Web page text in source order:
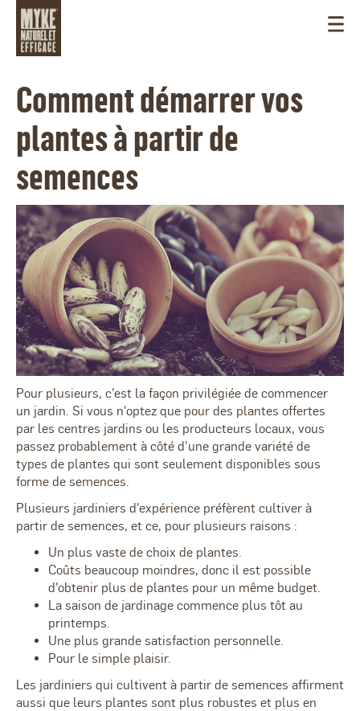
CANADA
Comment démarrer vos
plantes à partir de
semences
Pour plusieurs, c'est la façon privilégiée de commencer
un jardin. Si vous n'optez que pour des plantes offertes
par les centres jardins ou les producteurs locaux, vous
passez probablement à côté d'une grande variété de
types de plantes qui sont seulement disponibles sous
forme de semences.
Plusieurs jardiniers d'expérience préfèrent cultiver à
partir de semences, et ce, pour plusieurs raisons :
Un plus vaste de choix de plantes.
Coûts beaucoup moindres, donc il est possible
d'obtenir plus de plantes pour un même budget.
La saison de jardinage commence plus tôt au
printemps.
Une plus grande satisfaction personnelle.
Pour le simple plaisir.
Les jardiniers qui cultivent à partir de semences affirment
aussi que leurs plantes sont plus robustes et plus en